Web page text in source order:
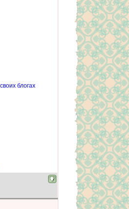
блогах